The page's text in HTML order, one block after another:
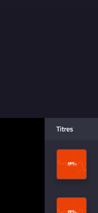
Titres